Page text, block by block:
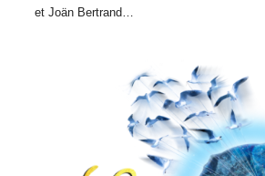
et Joän Bertrand…